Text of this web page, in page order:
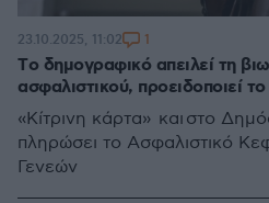
Tο δημογραφικό απειλεί τη
ασφαλιστικού, προειδοποιεί
«Κίτρινη κάρτα» και στο
πληρώσει το Ασφαλιστικό
Γενεών
23.10.2025, 11:02 1